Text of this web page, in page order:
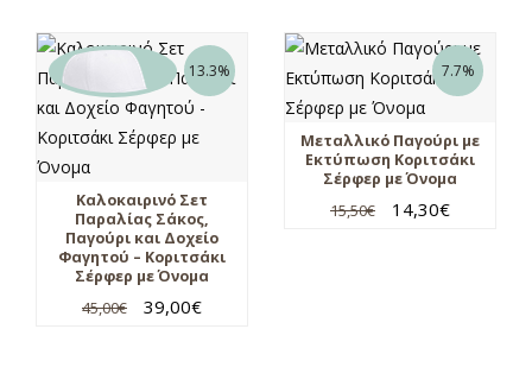
13.3%
Καλοκαιρινό Σετ
Παραλίας Σάκος,
Παγούρι και Δοχείο
Φαγητού – Κοριτσάκι
Σέρφερ με Όνομα
45,00€ 39,00€
7.7%
Μεταλλικό Παγούρι με
Εκτύπωση Κοριτσάκι
Σέρφερ με Όνομα
15,50€ 14,30€